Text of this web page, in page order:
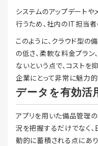
システムのアップデート
行うため、社内のIT担当者
このように、クラウド型の
の低さ、柔軟な料金プラン
ないという点で、コスト
企業にとって非常に魅力
データを有効活
アプリを用いた備品管理
況を把握するだけでなく
動的に蓄積される点にあり